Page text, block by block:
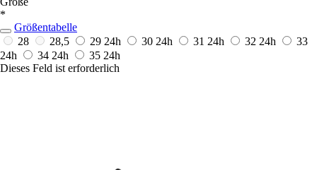
*
Größentabelle
28
28,5 29 24h 30 24h 31 24h 32 24h
33
24h
34 24h 35 24h
Dieses Feld ist erforderlich